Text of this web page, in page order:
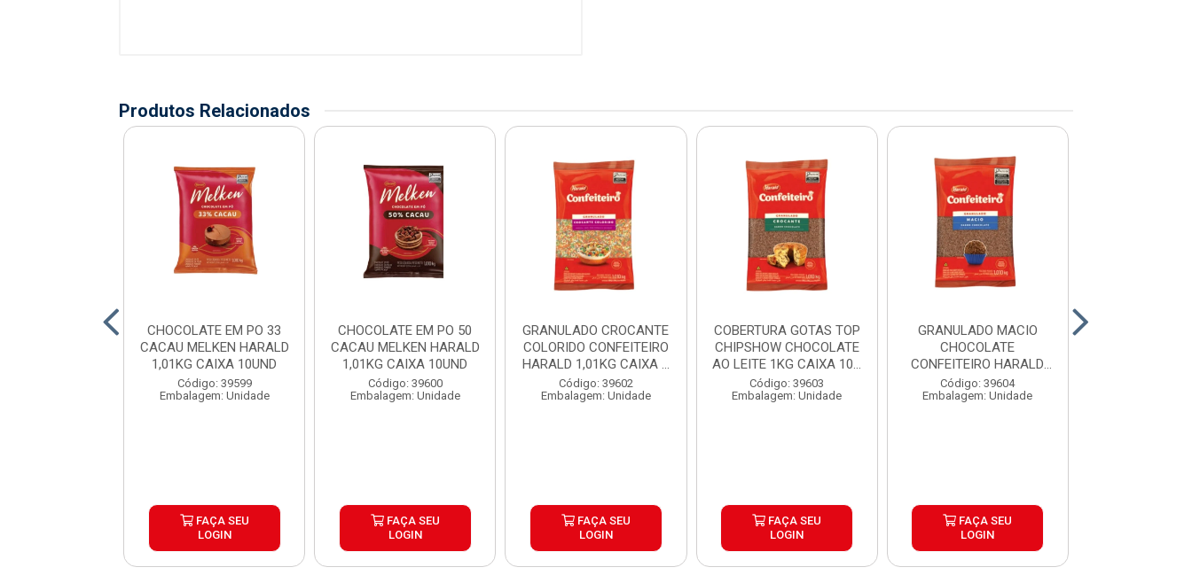
Produtos Relacionados
CHOCOLATE EM PO 33
CACAU MELKEN HARALD
1,01KG CAIXA 10UND
Código: 39599
Embalagem: Unidade
FAÇA SEU
LOGIN
CHOCOLATE EM PO 50
CACAU MELKEN HARALD
1,01KG CAIXA 10UND
Código: 39600
Embalagem: Unidade
FAÇA SEU
LOGIN
GRANULADO CROCANTE
COLORIDO CONFEITEIRO
HARALD 1,01KG CAIXA ...
Código: 39602
Embalagem: Unidade
FAÇA SEU
LOGIN
COBERTURA GOTAS TOP
CHIPSHOW CHOCOLATE
AO LEITE 1KG CAIXA 10...
Código: 39603
Embalagem: Unidade
FAÇA SEU
LOGIN
GRANULADO MACIO
CHOCOLATE
CONFEITEIRO HARALD
1,01KG CAIXA 10...
Código: 39604
Embalagem: Unidade
FAÇA SEU
LOGIN